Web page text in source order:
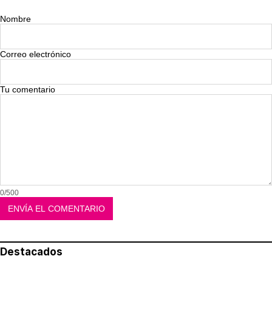
Nombre
Correo electrónico
Tu comentario
0/500
Destacados